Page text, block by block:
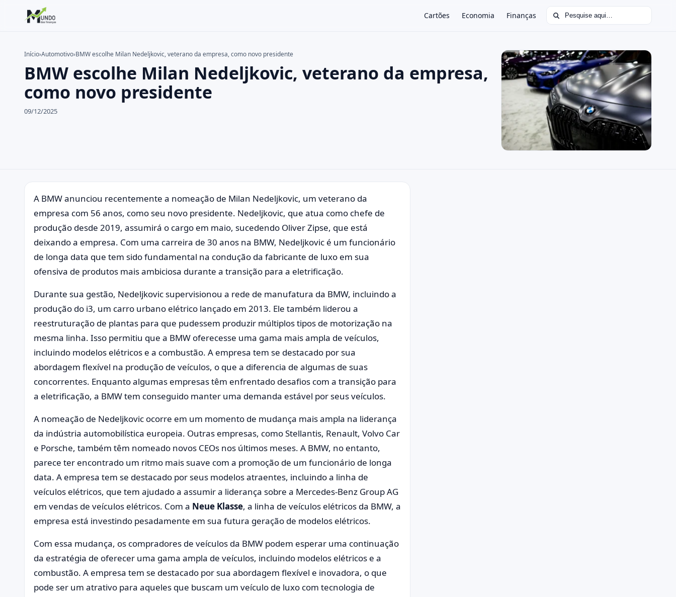
Cartões Economia Finanças Buscar por:
Buscar no site ×
Pressione Enter para buscar ou ESC para fechar.
Início›Automotivo›BMW escolhe Milan Nedeljkovic, veterano da empresa, como novo presidente
BMW escolhe Milan Nedeljkovic, veterano da empresa,
como novo presidente
09/12/2025
A BMW anunciou recentemente a nomeação de Milan Nedeljkovic, um veterano da
empresa com 56 anos, como seu novo presidente. Nedeljkovic, que atua como chefe de
produção desde 2019, assumirá o cargo em maio, sucedendo Oliver Zipse, que está
deixando a empresa. Com uma carreira de 30 anos na BMW, Nedeljkovic é um funcionário
de longa data que tem sido fundamental na condução da fabricante de luxo em sua
ofensiva de produtos mais ambiciosa durante a transição para a eletrificação.
Durante sua gestão, Nedeljkovic supervisionou a rede de manufatura da BMW, incluindo a
produção do i3, um carro urbano elétrico lançado em 2013. Ele também liderou a
reestruturação de plantas para que pudessem produzir múltiplos tipos de motorização na
mesma linha. Isso permitiu que a BMW oferecesse uma gama mais ampla de veículos,
incluindo modelos elétricos e a combustão. A empresa tem se destacado por sua
abordagem flexível na produção de veículos, o que a diferencia de algumas de suas
concorrentes. Enquanto algumas empresas têm enfrentado desafios com a transição para
a eletrificação, a BMW tem conseguido manter uma demanda estável por seus veículos.
A nomeação de Nedeljkovic ocorre em um momento de mudança mais ampla na liderança
da indústria automobilística europeia. Outras empresas, como Stellantis, Renault, Volvo Car
e Porsche, também têm nomeado novos CEOs nos últimos meses. A BMW, no entanto,
parece ter encontrado um ritmo mais suave com a promoção de um funcionário de longa
data. A empresa tem se destacado por seus modelos atraentes, incluindo a linha de
veículos elétricos, que tem ajudado a assumir a liderança sobre a Mercedes-Benz Group AG
em vendas de veículos elétricos. Com a Neue Klasse, a linha de veículos elétricos da BMW, a
empresa está investindo pesadamente em sua futura geração de modelos elétricos.
Com essa mudança, os compradores de veículos da BMW podem esperar uma continuação
da estratégia de oferecer uma gama ampla de veículos, incluindo modelos elétricos e a
combustão. A empresa tem se destacado por sua abordagem flexível e inovadora, o que
pode ser um atrativo para aqueles que buscam um veículo de luxo com tecnologia de